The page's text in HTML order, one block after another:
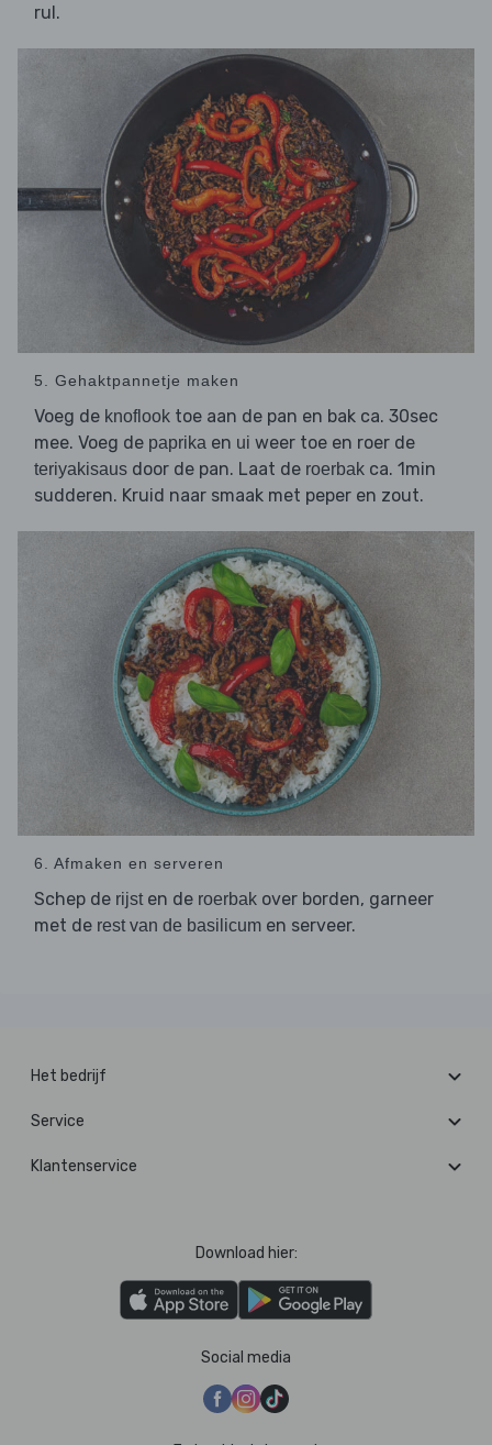
rul.
5. Gehaktpannetje maken
Voeg de knoflook toe aan de pan en bak ca. 30sec
mee. Voeg de paprika en ui weer toe en roer de
teriyakisaus door de pan. Laat de roerbak ca. 1min
sudderen. Kruid naar smaak met peper en zout.
6. Afmaken en serveren
Schep de rijsten de roerbak over borden, garneer
met de rest van de basilicum en serveer.
Het bedrijf
Service
Klantenservice
Download hier:
Social media